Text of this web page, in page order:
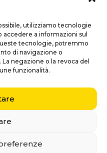
utilizziamo tecnologie
a informazioni sul
tecnologie, potremmo
di navigazione o
negazione o la revoca del
funzionalità.
562 684
) English